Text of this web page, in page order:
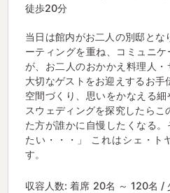
徒歩20分
当日は館内がお二人の別邸とな
ーティングを重ね、コミュニ
が、お二人のおかかえ料理人・
大切なゲストをお迎えするお
空間づくり、思いをかなえる
スウェディングを探究したらこ
た方が誰かに自慢したくなる
たい・・・」 これはシェ・ト
す。
収容人数: 着席 20名 ～ 120名 /